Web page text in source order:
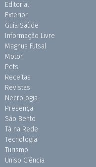
Editorial
Exterior
Guia Saúde
Informação Livre
Magnus Futsal
Motor
Pets
Receitas
Revistas
Necrologia
Presença
São Bento
Tá na Rede
Tecnologia
Turismo
Uniso Ciência